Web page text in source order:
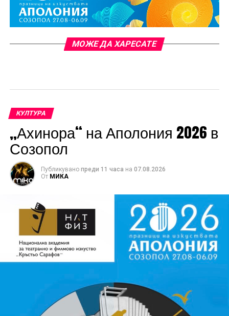
МОЖЕ ДА ХАРЕСАТЕ
КУЛТУРА
„Ахинора“ на Аполония 2026 в
Созопол
Публикувано преди 11 часа на 07.08.2026
От МИКА